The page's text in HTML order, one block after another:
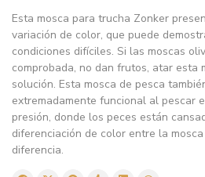
Esta mosca para trucha Zonker
variación de color, que puede
condiciones difíciles. Si las moscas
comprobada, no dan frutos, atar esta
solución. Esta mosca de pesca
extremadamente funcional al pescar
presión, donde los peces están
diferenciación de color entre la
diferencia.